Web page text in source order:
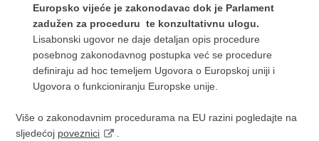
Europsko vijeće je zakonodavac dok je Parlament
zadužen za proceduru te konzultativnu ulogu.
Lisabonski ugovor ne daje detaljan opis procedure
posebnog zakonodavnog postupka već se procedure
definiraju ad hoc temeljem Ugovora o Europskoj uniji i
Ugovora o funkcioniranju Europske unije.
Više o zakonodavnim procedurama na EU razini pogledajte na
sljedećoj poveznici